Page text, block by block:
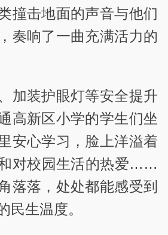
撞击地面的声音与他们
奏响了一曲充满活力的
加装护眼灯等安全提升
高新区小学的学生们坐
安心学习，脸上洋溢着
对校园生活的热爱……
落落，处处都能感受到
民生温度。